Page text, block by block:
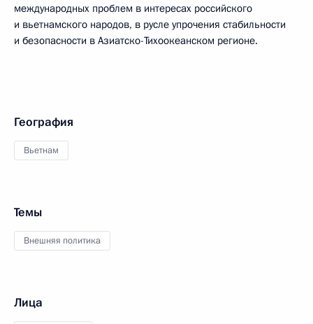
международных проблем в интересах российского
и вьетнамского народов, в русле упрочения стабильности
и безопасности в Азиатско-Тихоокеанском регионе.
География
Вьетнам
Темы
Внешняя политика
Лица